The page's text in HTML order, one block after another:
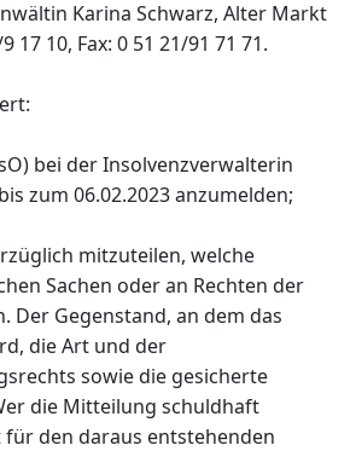
Karina Schwarz, Alter Markt
17 10, Fax: 0 51 21/91 71 71.
bei der Insolvenzverwalterin
zum 06.02.2023 anzumelden;
mitzuteilen, welche
Sachen oder an Rechten der
Der Gegenstand, an dem das
die Art und der
sowie die gesicherte
die Mitteilung schuldhaft
den daraus entstehenden